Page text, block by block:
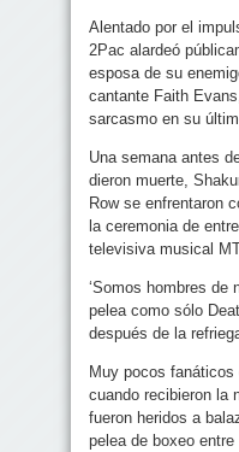
Alentado por el
2Pac alardeó
esposa de su
cantante Faith
sarcasmo en su
Una semana antes
dieron muerte,
Row se enfrentaron
la ceremonia de
televisiva musical
‘Somos hombres de
pelea como sólo
después de la
Muy pocos fanáticos
cuando recibieron la
fueron heridos a
pelea de boxeo